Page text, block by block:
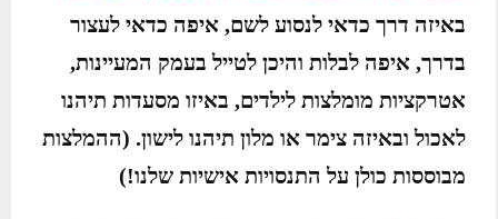
באיזה דרך כדאי לנסוע לשם, איפה כדאי לעצור
בדרך, איפה לבלות והיכן לטייל בעמק המעיינות,
אטרקציות מומלצות לילדים, באיזו מסעדות תיהנו
לאכול ובאיזה צימר או מלון תיהנו לישון. (ההמלצות
מבוססות כולן על התנסויות אישיות שלנו!)